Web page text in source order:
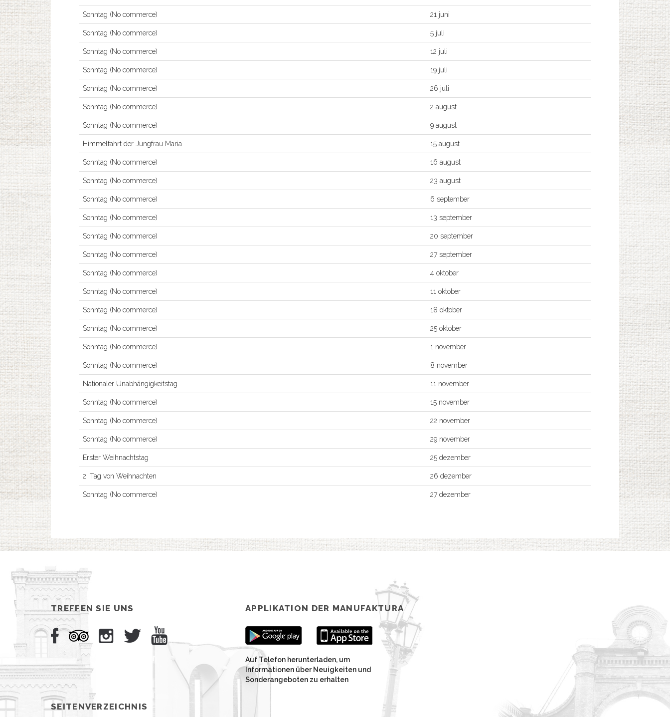
Sonntag (No commerce) 21 juni
Sonntag (No commerce) 5 juli
Sonntag (No commerce) 12 juli
Sonntag (No commerce) 19 juli
Sonntag (No commerce) 26 juli
Sonntag (No commerce) 2 august
Sonntag (No commerce) 9 august
Himmelfahrt der Jungfrau Maria 15 august
Sonntag (No commerce) 16 august
Sonntag (No commerce) 23 august
Sonntag (No commerce) 6 september
Sonntag (No commerce) 13 september
Sonntag (No commerce) 20 september
Sonntag (No commerce) 27 september
Sonntag (No commerce) 4 oktober
Sonntag (No commerce) 11 oktober
Sonntag (No commerce) 18 oktober
Sonntag (No commerce) 25 oktober
Sonntag (No commerce) 1 november
Sonntag (No commerce) 8 november
Nationaler Unabhängigkeitstag 11 november
Sonntag (No commerce) 15 november
Sonntag (No commerce) 22 november
Sonntag (No commerce) 29 november
Erster Weihnachtstag 25 dezember
2. Tag von Weihnachten 26 dezember
Sonntag (No commerce) 27 dezember
TREFFEN SIE UNS APPLIKATION DER MANUFAKTURA
Auf Telefon herunterladen, um
Informationen über Neuigkeiten und
Sonderangeboten zu erhalten
SEITENVERZEICHNIS